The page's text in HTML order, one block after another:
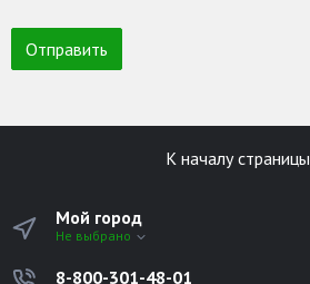
К началу страницы
Мой город
Не выбрано
8-800-301-48-01